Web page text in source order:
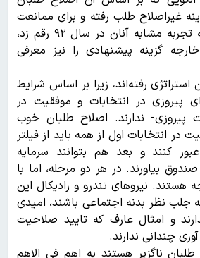
غیراصلاح طلب رفته و برای ممانعت
از تکرار آسیب‌هایی که تجربه مشابه آنان در سال ۹۲ رقم زد،
گزینه پیشنهادی را نیز معرفی
رفته‌اند، زیرا بر اساس شرایط
پیروزی در انتخابات و موفقیت در
پیروزی- ندارند. اصلاح طلبان خوب
در انتخابات اول از همه باید از فیلتر
کنند و بعد هم بتوانند سرمایه
بیاورند. در هر دو مرحله، اما با
نیرو‌های تندرو و رادیکال این
جلب نظر بدنه اجتماعی باشند، امیدی
و امثال عارف که تایید صلاحیت
چندانی ندارند.
ناگزیر هستند به اهم فی الاهم